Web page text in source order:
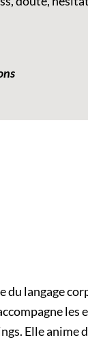
du langage
les
Elle anime